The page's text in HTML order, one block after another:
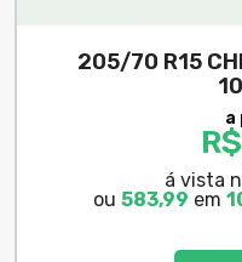
205/70 R15
a
R$
á vista
ou 583,99 em